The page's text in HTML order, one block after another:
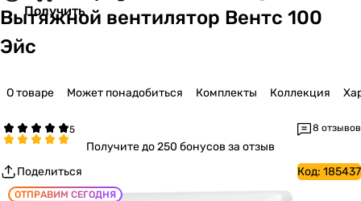
Получить
Вытяжной вентилятор Вентс 100
Эйс
О товаре Может понадобиться Комплекты Коллекция
8 отзывов
Получитедо 250 бонусов за отзыв
Поделиться
Код: 185437
ОТПРАВИМ СЕГОДНЯ